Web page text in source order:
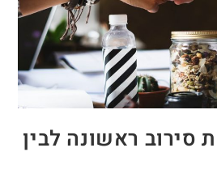
סירוב ראשונה לבין